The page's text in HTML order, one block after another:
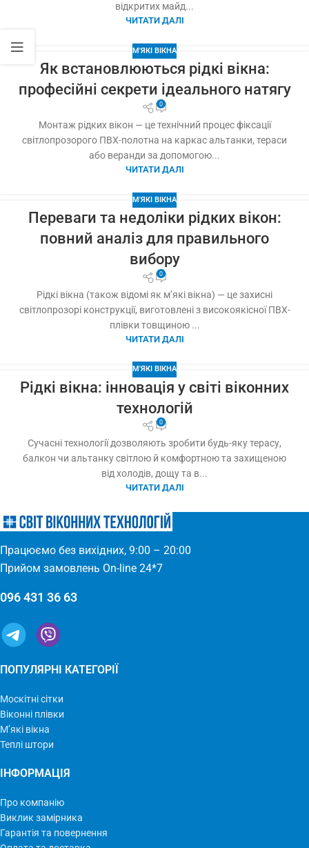
відкритих майд...
ЧИТАТИ ДАЛІ
М'ЯКІ ВІКНА
Як встановлюються рідкі вікна:
професійні секрети ідеального натягу
0
Монтаж рідких вікон — це технічний процес фіксації
світлопрозорого ПВХ-полотна на каркас альтанки, тераси
або веранди за допомогою...
ЧИТАТИ ДАЛІ
М'ЯКІ ВІКНА
Переваги та недоліки рідких вікон:
повний аналіз для правильного
вибору
0
Рідкі вікна (також відомі як м’які вікна) — це захисні
світлопрозорі конструкції, виготовлені з високоякісної ПВХ-
плівки товщиною ...
ЧИТАТИ ДАЛІ
М'ЯКІ ВІКНА
Рідкі вікна: інновація у світі віконних
технологій
0
Сучасні технології дозволяють зробити будь-яку терасу,
балкон чи альтанку світлою й комфортною та захищеною
від холодів, дощу та в...
ЧИТАТИ ДАЛІ
Працюємо без вихідних, 9:00 – 20:00
Прийом замовлень On-line 24*7
096 431 36 63
ПОПУЛЯРНІ КАТЕГОРІЇ
Москітні сітки
Віконні плівки
М’які вікна
Теплі штори
ІНФОРМАЦІЯ
Про компанію
Виклик замірника
Гарантія та повернення